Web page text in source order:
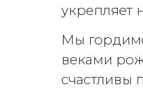
укрепляет
Мы
веками
счастливы